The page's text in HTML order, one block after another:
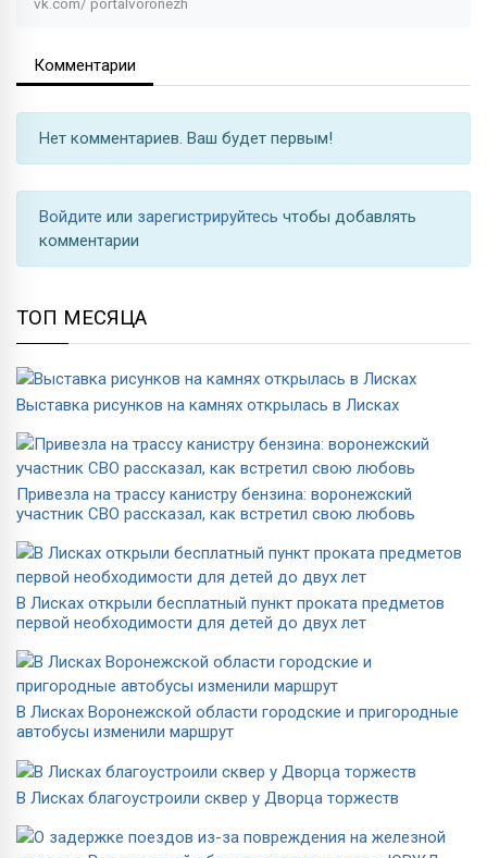
Комментарии
Нет комментариев. Ваш будет первым!
Войдите или зарегистрируйтесь чтобы добавлять
комментарии
ТОП МЕСЯЦА
Выставка рисунков на камнях открылась в Лисках
Привезла на трассу канистру бензина: воронежский
участник СВО рассказал, как встретил свою любовь
В Лисках открыли бесплатный пункт проката предметов
первой необходимости для детей до двух лет
В Лисках Воронежской области городские и пригородные
автобусы изменили маршрут
В Лисках благоустроили сквер у Дворца торжеств